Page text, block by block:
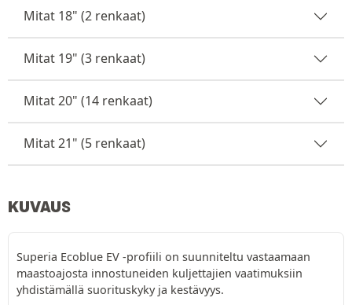
Mitat 18" (2 renkaat)
Mitat 19" (3 renkaat)
Mitat 20" (14 renkaat)
Mitat 21" (5 renkaat)
KUVAUS
Superia Ecoblue EV -profiili on suunniteltu vastaamaan
maastoajosta innostuneiden kuljettajien vaatimuksiin
yhdistämällä suorituskyky ja kestävyys.